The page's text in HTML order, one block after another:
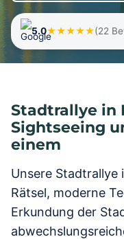
5.0★★★★★(22
Stadtrallye in
Sightseeing
einem
Unsere Stadtrallye
Rätsel, moderne
Erkundung der